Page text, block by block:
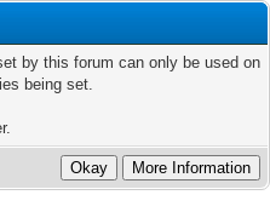
by this forum can only be used on
being set.